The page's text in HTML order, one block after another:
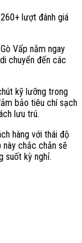
lượt đánh giá
Vấp nằm ngay
chuyển đến các
kỹ lưỡng trong
bảo tiêu chí sạch
lưu trú.
hàng với thái độ
này chắc chắn sẽ
suốt kỳ nghỉ.